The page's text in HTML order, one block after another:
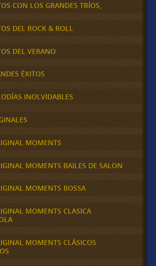
CON LOS GRANDES TRÍOS,
DEL ROCK & ROLL
DEL VERANO
ÉXITOS
INOLVIDABLES
MOMENTS
MOMENTS BAILES DE SALON
MOMENTS BOSSA
MOMENTS CLASICA
MOMENTS CLÁSICOS